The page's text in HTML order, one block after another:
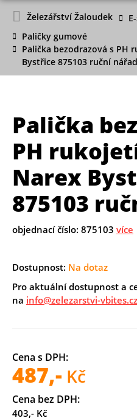
Železářství Žaloudek
Paličky gumové
Palička bezodrazová s PH
Bystřice 875103 ruční
Palička
PH
Narex
875103
objednací číslo: 875103 více
Dostupnost: Na dotaz
Pro aktuální dostupnost a
na info@zelezarstvi-vbites.cz
Cena s DPH:
487,- Kč
Cena bez DPH:
403,- Kč